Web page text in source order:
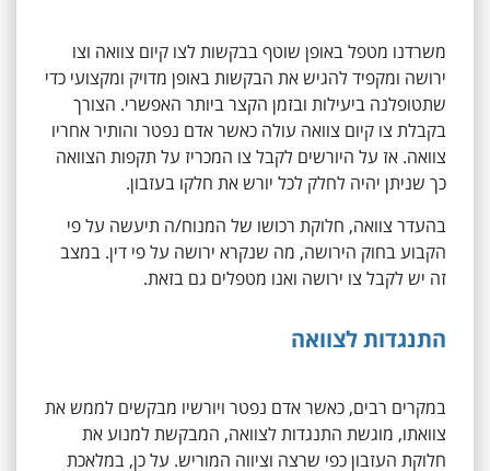
משרדנו מטפל באופן שוטף בבקשות לצו קיום צוואה וצו
ירושה ומקפיד להגיש את הבקשות באופן מדויק ומקצועי כדי
שתטופלנה ביעילות ובזמן הקצר ביותר האפשרי. הצורך
בקבלת צו קיום צוואה עולה כאשר אדם נפטר והותיר אחריו
צוואה. אז על היורשים לקבל צו המכריז על תקפות הצוואה
כך שניתן יהיה לחלק לכל יורש את חלקו בעזבון.
בהעדר צוואה, חלוקת רכושו של המנוח/ה תיעשה על פי
הקבוע בחוק הירושה, מה שנקרא ירושה על פי דין. במצב
זה יש לקבל צו ירושה ואנו מטפלים גם בזאת.
התנגדות לצוואה
במקרים רבים, כאשר אדם נפטר ויורשיו מבקשים לממש את
צוואתו, מוגשת התנגדות לצוואה, המבקשת למנוע את
חלוקת העזבון כפי שרצה וציווה המוריש. על כן, במלאכת